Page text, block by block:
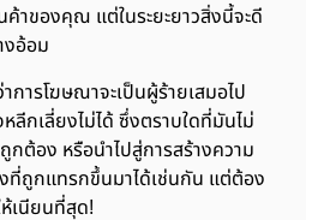
าของคุณ แต่ในระยะยาวสิ่งนี้จะดี
งอ้อม
การโฆษณาจะเป็นผู้ร้ายเสมอไป
หลีกเลี่ยงไม่ได้ ซึ่งตราบใดที่มันไม่
ต้อง หรือนำไปสู่การสร้างความ
ที่ถูกแทรกขึ้นมาได้เช่นกัน แต่ต้อง
เนียนที่สุด!